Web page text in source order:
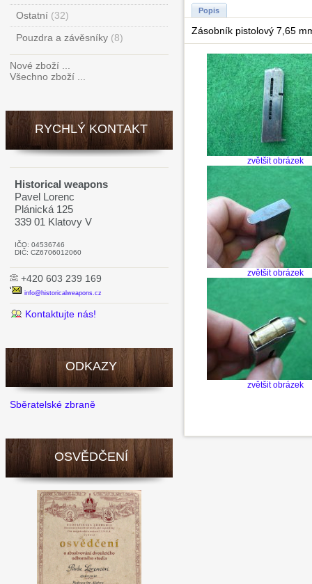
Ostatní(32)
Pouzdra a závěsníky(8)
Nové zboží ...
Všechno zboží ...
RYCHLÝ KONTAKT
Historical weapons
Pavel Lorenc
Plánická 125
339 01 Klatovy V
IČO: 04536746
DIČ: CZ6706012060
+420 603 239 169
info@historicalweapons.cz
Kontaktujte nás!
ODKAZY
Sběratelské zbraně
OSVĚDČENÍ
Popis
Zásobník pistolový 7,65
zvětšit obrázek
zvětšit obrázek
zvětšit obrázek